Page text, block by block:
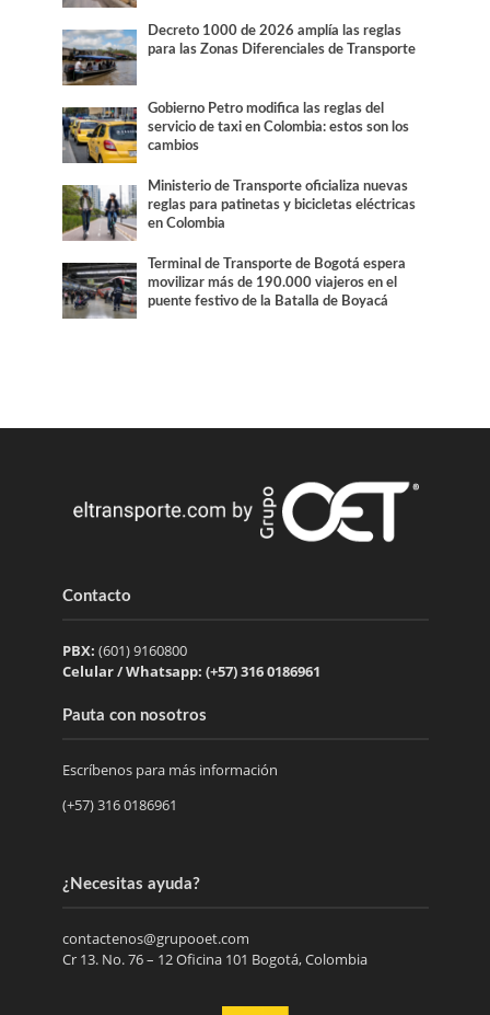
Decreto 1000 de 2026 amplía las reglas
para las Zonas Diferenciales de Transporte
Gobierno Petro modifica las reglas del
servicio de taxi en Colombia: estos son los
cambios
Ministerio de Transporte oficializa nuevas
reglas para patinetas y bicicletas eléctricas
en Colombia
Terminal de Transporte de Bogotá espera
movilizar más de 190.000 viajeros en el
puente festivo de la Batalla de Boyacá
Contacto
PBX: (601) 9160800
Celular / Whatsapp: (+57) 316 0186961
Pauta con nosotros
Escríbenos para más información
(+57) 316 0186961
¿Necesitas ayuda?
contactenos@grupooet.com
Cr 13. No. 76 – 12 Oficina 101 Bogotá, Colombia